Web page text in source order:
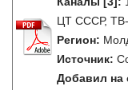
ЦТ СССР,
Регион:
Источник:
Добавил на